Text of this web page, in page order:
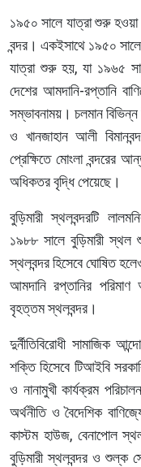
১৯৫০ সালে যাত্রা শুরু
বন্দর। একইসাথে ১৯৫০ সালে
যাত্রা শুরু হয়, যা ১৯৬৫
দেশের আমদানি-রপ্তানি
সম্ভাবনাময়। চলমান
ও খানজাহান আলী
প্রেক্ষিতে মোংলা বন্দরের
অধিকতর বৃদ্ধি পেয়েছে।
বুড়িমারী স্থলবন্দরটি
১৯৮৮ সালে বুড়িমারী
স্থলবন্দর হিসেবে ঘোষিত
আমদানি রপ্তানির পরিমাণ
বৃহত্তম স্থলবন্দর।
দুর্নীতিবিরোধী সামাজিক
শক্তি হিসেবে টিআইবি
ও নানামুখী কার্যক্রম
অর্থনীতি ও বৈদেশিক
কাস্টম হাউজ, বেনাপোল
বুড়িমারী স্থলবন্দর ও শুল্ক